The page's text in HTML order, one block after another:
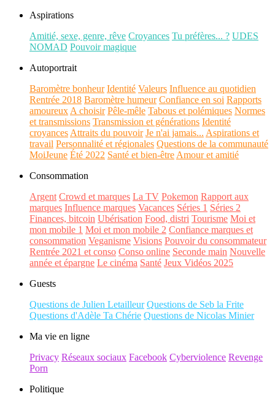
Aspirations
Amitié, sexe, genre, rêve Croyances Tu préfères... ? UDES
NOMAD Pouvoir magique
Autoportrait
Baromètre bonheur Identité Valeurs Influence au quotidien
Rentrée 2018 Baromètre humeur Confiance en soi Rapports
amoureux A choisir Pêle-mêle Tabous et polémiques Normes
et transmissions Transmission et générations Identité
croyances Attraits du pouvoir Je n'ai jamais... Aspirations et
travail Personnalité et régionales Questions de la communauté
MoiJeune Été 2022 Santé et bien-être Amour et amitié
Consommation
Argent Crowd et marques La TV Pokemon Rapport aux
marques Influence marques Vacances Séries 1 Séries 2
Finances, bitcoin Ubérisation Food, distri Tourisme Moi et
mon mobile 1 Moi et mon mobile 2 Confiance marques et
consommation Veganisme Visions Pouvoir du consommateur
Rentrée 2021 et conso Conso online Seconde main Nouvelle
année et épargne Le cinéma Santé Jeux Vidéos 2025
Guests
Questions de Julien Letailleur Questions de Seb la Frite
Questions d'Adèle Ta Chérie Questions de Nicolas Minier
Ma vie en ligne
Privacy Réseaux sociaux Facebook Cyberviolence Revenge
Porn
Politique